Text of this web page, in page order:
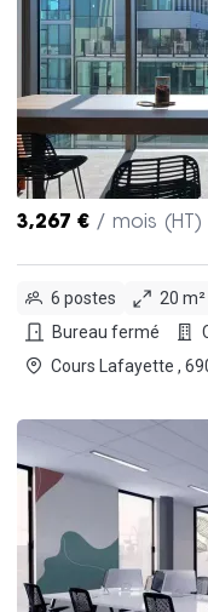
3,267 € / mois (HT)
6 postes
20 m²
Bureau fermé
Cours